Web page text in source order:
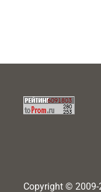
Copyright © 2009-